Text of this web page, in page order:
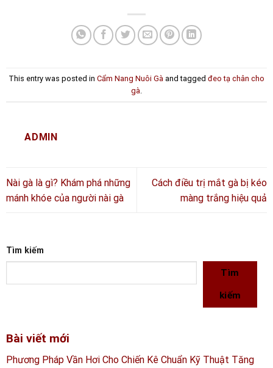
This entry was posted in Cẩm Nang Nuôi Gà and tagged đeo tạ chân cho
gà
ADMIN
Nài gà là gì? Khám phá những
mánh khóe của người nài gà
Cách điều trị mắt gà bị kéo
màng trắng hiệu quả
Tìm kiếm
Tìm
kiếm
Bài viết mới
Phương Pháp Vần Hơi Cho Chiến Kê Chuẩn Kỹ Thuật Tăng